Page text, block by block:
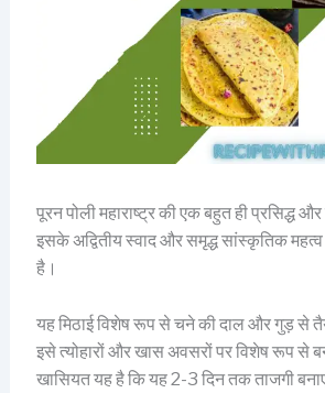
पूरन पोली महाराष्ट्र की एक बहुत ही प्रसिद्ध
इसके अद्वितीय स्वाद और समृद्ध सांस्कृतिक महत्व
है।
यह मिठाई विशेष रूप से चने की दाल और गुड़ से
इसे त्योहारों और खास अवसरों पर विशेष रूप से
खासियत यह है कि यह 2-3 दिन तक ताजगी